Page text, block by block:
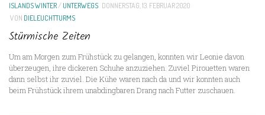
ISLANDS WINTER/UNTERWEGS DONNERSTAG, 13. FEBRUAR 2020
VON DIELEUCHTTURMS
Stürmische Zeiten
Um am Morgen zum Frühstück zu gelangen, konnten wir Leonie davon
überzeugen, ihre dickeren Schuhe anzuziehen. Zuviel Pirouetten waren
dann selbst ihr zuviel. Die Kühe waren nach da und wir konnten auch
beim Frühstück ihrem unabdingbaren Drang nach Futter zuschauen.